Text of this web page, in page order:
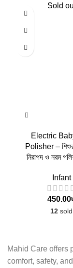
Sold
Electric
Polisher – শিশুর
নিরাপদ ও নরম
Infant
450.00
12 sold
Mahid Care offers
comfort, safety,